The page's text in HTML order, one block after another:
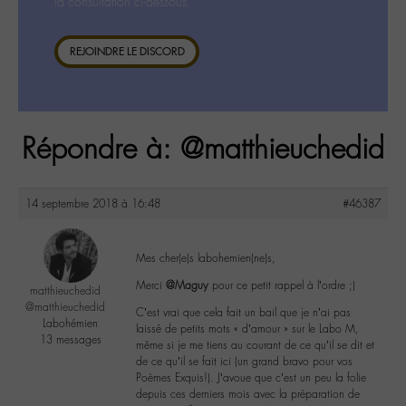
REJOINDRE LE DISCORD
Répondre à: @matthieuchedid
14 septembre 2018 à 16:48 #46387
matthieuchedid
@matthieuchedid
Labohémien
13 messages
Mes cher(e)s labohemien(ne)s,
Merci @Maguy pour ce petit rappel à l’ordre ;)
C’est vrai que cela fait un bail que je n’ai pas
laissé de petits mots « d’amour » sur le Labo M,
même si je me tiens au courant de ce qu’il se dit et
de ce qu’il se fait ici (un grand bravo pour vos
Poèmes Exquis!). J’avoue que c’est un peu la folie
depuis ces derniers mois avec la préparation de